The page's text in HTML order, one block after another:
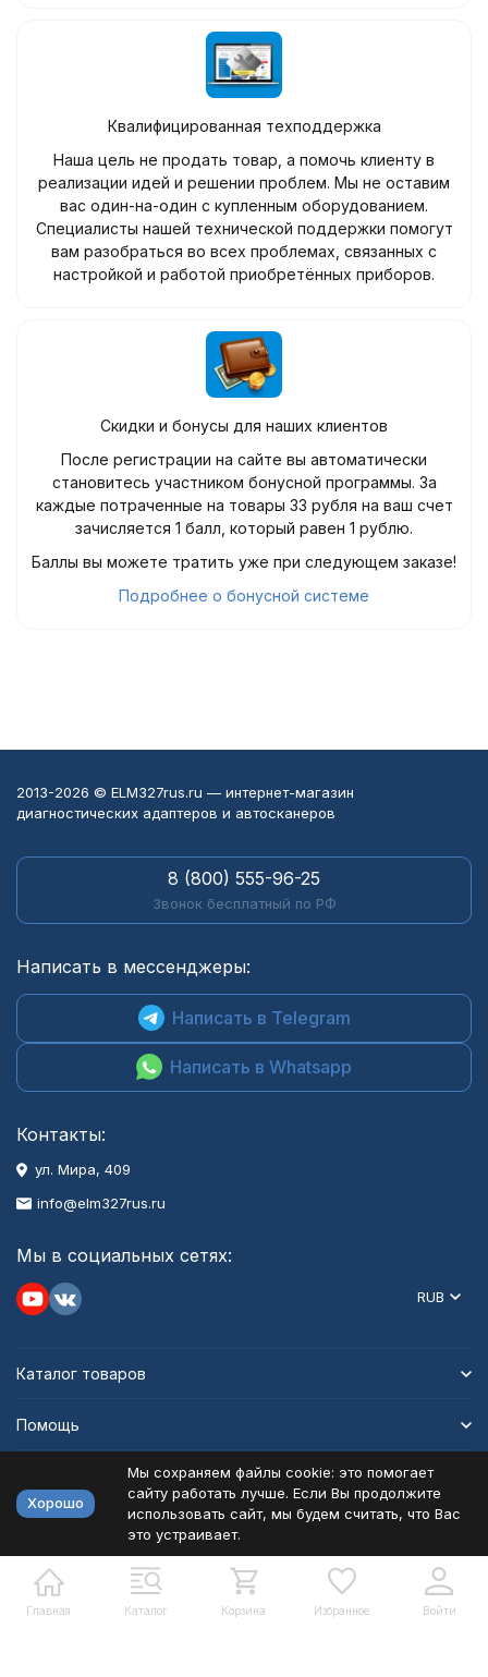
Квалифицированная техподдержка
Наша цель не продать товар, а помочь клиенту в
реализации идей и решении проблем. Мы не оставим
вас один-на-один с купленным оборудованием.
Специалисты нашей технической поддержки помогут
вам разобраться во всех проблемах, связанных с
настройкой и работой приобретённых приборов.
Скидки и бонусы для наших клиентов
После регистрации на сайте вы автоматически
становитесь участником бонусной программы. За
каждые потраченные на товары 33 рубля на ваш счет
зачисляется 1 балл, который равен 1 рублю.
Баллы вы можете тратить уже при следующем заказе!
Подробнее о бонусной системе
Главная Каталог Корзина Избранное Войти
2013-2026 © ELM327rus.ru — интернет-магазин
диагностических адаптеров и автосканеров
8 (800) 555-96-25
Звонок бесплатный по РФ
Написать в мессенджеры:
Написать в Telegram
Написать в Whatsapp
Контакты:
ул. Мира, 409
info@elm327rus.ru
Мы в социальных сетях:
RUB
Каталог товаров
Помощь
Политика персональных данных
Разработано в bodysite.ru
Хорошо
Мы сохраняем файлы cookie: это помогает
сайту работать лучше. Если Вы продолжите
использовать сайт, мы будем считать, что Вас
это устраивает.